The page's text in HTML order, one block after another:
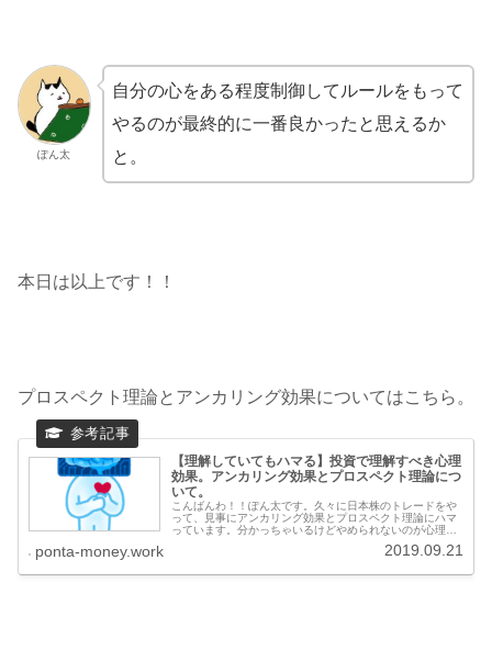
ぽん太
自分の心をある程度制御してルールをもって
やるのが最終的に一番良かったと思えるか
と。
本日は以上です！！
プロスペクト理論とアンカリング効果についてはこちら。
【理解していてもハマる】投資で理解すべき心理
効果。アンカリング効果とプロスペクト理論につ
いて。
こんばんわ！！ぽん太です。久々に日本株のトレードをや
って、見事にアンカリング効果とプロスペクト理論にハマ
っています。分かっちゃいるけどやめられないのが心理効
ponta-money.work 2019.09.21